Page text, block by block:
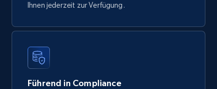
Ihnen jederzeit zur Verfügung.
Führend in Compliance